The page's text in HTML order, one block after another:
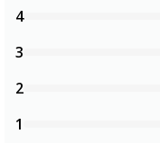
4
3
2
1